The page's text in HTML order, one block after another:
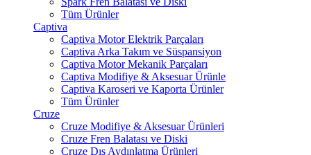
Tüm Ürünler
Captiva
Captiva Motor Elektrik Parçaları
Captiva Arka Takım ve Süspansiyon
Captiva Motor Mekanik Parçaları
Captiva Modifiye & Aksesuar Ürünle
Captiva Karoseri ve Kaporta Ürünler
Tüm Ürünler
Cruze
Cruze Modifiye & Aksesuar Ürünleri
Cruze Fren Balatası ve Diski
Cruze Dış Aydınlatma Ürünleri